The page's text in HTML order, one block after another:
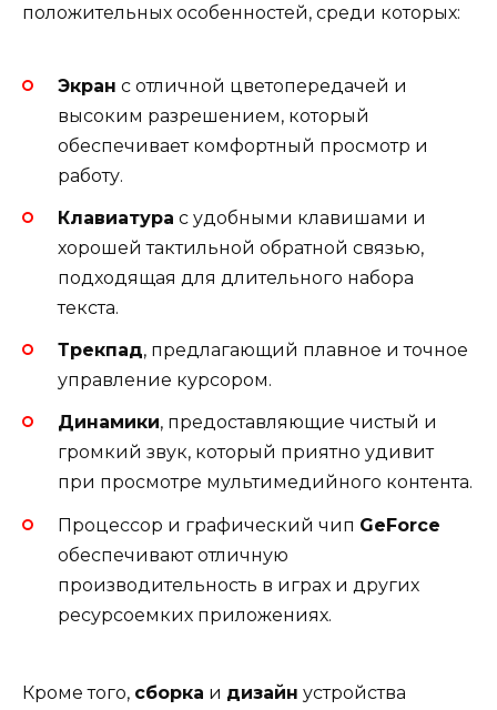
положительных особенностей, среди которых:
Экран с отличной цветопередачей и
высоким разрешением, который
обеспечивает комфортный просмотр и
работу.
Клавиатура с удобными клавишами и
хорошей тактильной обратной связью,
подходящая для длительного набора
текста.
Трекпад, предлагающий плавное и точное
управление курсором.
Динамики, предоставляющие чистый и
громкий звук, который приятно удивит
при просмотре мультимедийного контента.
Процессор и графический чип GeForce
обеспечивают отличную
производительность в играх и других
ресурсоемких приложениях.
Кроме того, сборка и дизайн устройства